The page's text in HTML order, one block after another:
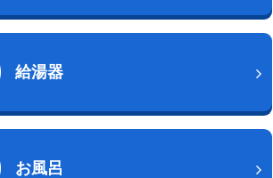
給湯器
お風呂